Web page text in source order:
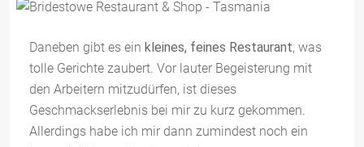
Daneben gibt es ein kleines, feines Restaurant, was
tolle Gerichte zaubert. Vor lauter Begeisterung mit
den Arbeitern mitzudürfen, ist dieses
Geschmackserlebnis bei mir zu kurz gekommen.
Allerdings habe ich mir dann zumindest noch ein